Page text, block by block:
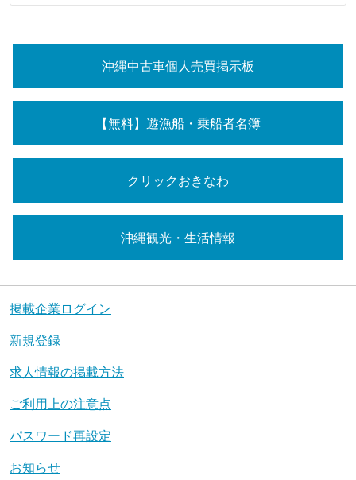
沖縄中古車個人売買掲示板
【無料】遊漁船・乗船者名簿
クリックおきなわ
沖縄観光・生活情報
掲載企業ログイン
新規登録
求人情報の掲載方法
ご利用上の注意点
パスワード再設定
お知らせ